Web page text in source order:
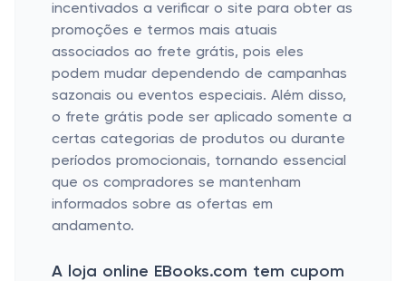
incentivados a verificar o site para obter as
promoções e termos mais atuais
associados ao frete grátis, pois eles
podem mudar dependendo de campanhas
sazonais ou eventos especiais. Além disso,
o frete grátis pode ser aplicado somente a
certas categorias de produtos ou durante
períodos promocionais, tornando essencial
que os compradores se mantenham
informados sobre as ofertas em
andamento.
A loja online EBooks.com tem cupom